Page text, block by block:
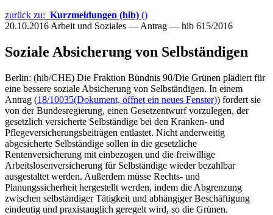
zurück zu: Kurzmeldungen (hib) ()
20.10.2016 Arbeit und Soziales — Antrag — hib 615/2016
Soziale Absicherung von Selbständigen
Berlin: (hib/CHE) Die Fraktion Bündnis 90/Die Grünen plädiert für
eine bessere soziale Absicherung von Selbständigen. In einem
Antrag (18/10035(Dokument, öffnet ein neues Fenster)) fordert sie
von der Bundesregierung, einen Gesetzentwurf vorzulegen, der
gesetzlich versicherte Selbständige bei den Kranken- und
Pflegeversicherungsbeiträgen entlastet. Nicht anderweitig
abgesicherte Selbständige sollen in die gesetzliche
Rentenversicherung mit einbezogen und die freiwillige
Arbeitslosenversicherung für Selbständige wieder bezahlbar
ausgestaltet werden. Außerdem müsse Rechts- und
Planungssicherheit hergestellt werden, indem die Abgrenzung
zwischen selbständiger Tätigkeit und abhängiger Beschäftigung
eindeutig und praxistauglich geregelt wird, so die Grünen.